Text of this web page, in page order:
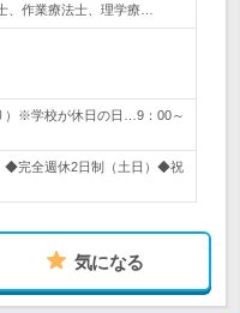
作業療法士、理学療…
）※学校が休日の日…9：00～
◆完全週休2日制（土日）◆祝
気になる